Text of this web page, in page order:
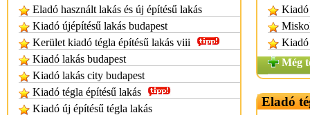
Eladó használt lakás és új építésű lakás
Kiadó újépítésű lakás budapest
Kerület kiadó tégla építésű lakás viii
Kiadó lakás budapest
Kiadó lakás city budapest
Kiadó tégla építésű lakás
Kiadó új építésű tégla lakás
Kiadó
Kiadó
Még
Eladó